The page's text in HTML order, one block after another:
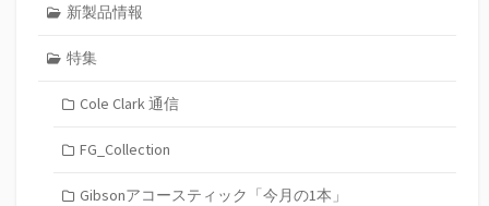
新製品情報
特集
Cole Clark 通信
FG_Collection
Gibsonアコースティック「今月の1本」